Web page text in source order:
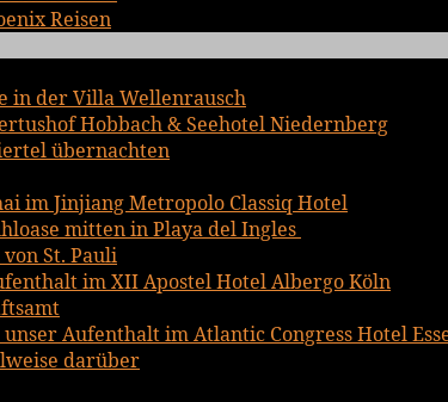
Reisen
in der Villa Wellenrausch
Hobbach & Seehotel Niedernberg
übernachten
im Jinjiang Metropolo Classiq Hotel
mitten in Playa del Ingles
St. Pauli
im XII Apostel Hotel Albergo Köln
Aufenthalt im Atlantic Congress Hotel
darüber